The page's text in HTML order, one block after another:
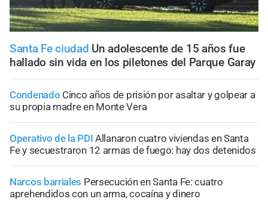
Santa Fe ciudad Un adolescente de 15 años fue
hallado sin vida en los piletones del Parque Garay
Condenado Cinco años de prisión por asaltar y golpear a
su propia madre en Monte Vera
Operativo de la PDI Allanaron cuatro viviendas en Santa
Fe y secuestraron 12 armas de fuego: hay dos detenidos
Narcos barriales Persecución en Santa Fe: cuatro
aprehendidos con un arma, cocaína y dinero